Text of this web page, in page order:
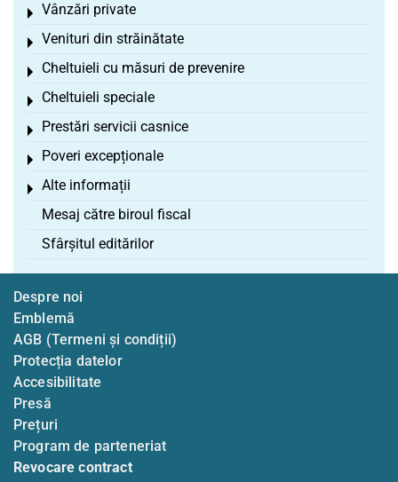
Vânzări private
Toggle menu
Venituri din străinătate
Toggle menu
Cheltuieli cu măsuri de prevenire
Toggle menu
Cheltuieli speciale
Toggle menu
Prestări servicii casnice
Toggle menu
Poveri excepționale
Toggle menu
Alte informații
Toggle menu
Mesaj către biroul fiscal
Sfârșitul editărilor
Despre noi
Emblemă
AGB (Termeni și condiții)
Protecția datelor
Accesibilitate
Presă
Prețuri
Program de parteneriat
Revocare contract